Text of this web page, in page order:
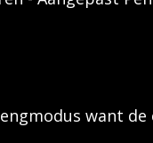
want